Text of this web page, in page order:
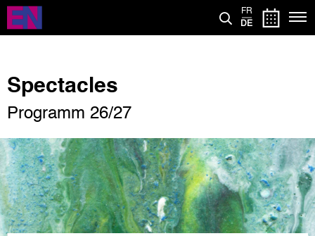
Direkt
zum
Inhalt
FR
DE
Spectacles
Programm 26/27